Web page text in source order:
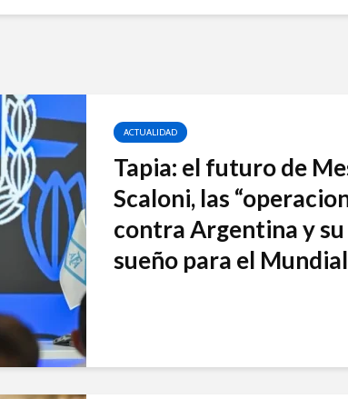
ACTUALIDAD
Tapia: el futuro de
Scaloni, las
contra Argentina y su
sueño para el